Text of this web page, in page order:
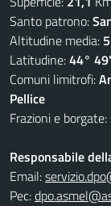
Santo patrono:
Altitudine media:
Latitudine:44°
Comuni limitrofi:
Pellice
Frazioni e borgate:
Responsabile
Email:
Pec: